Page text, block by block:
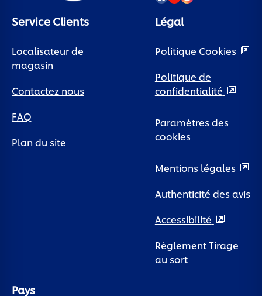
Service Clients
Localisateur de
magasin
Contactez nous
FAQ
Plan du site
Légal
Politique Cookies
Politique de
confidentialité
Paramètres des
cookies
Mentions légales
Authenticité des avis
Accessibilité
Règlement Tirage
au sort
Pays